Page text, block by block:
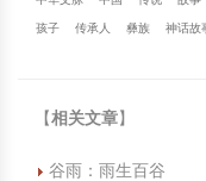
孩子 传承人 彝族 神话故
【相关文章】
谷雨：雨生百谷